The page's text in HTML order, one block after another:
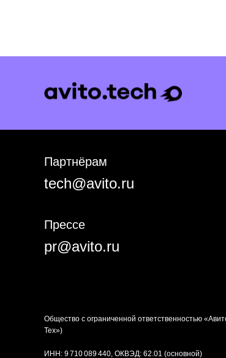
Общество с ограниченной ответственностью
Тех»)
ИНН: 9 710 089 440, ОКВЭД: 62.01 (основной)
tech@avito.ru
Партнёрам
Прессе
pr@avito.ru